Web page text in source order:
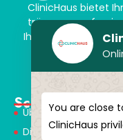
ClinicHaus bietet
träumen,
Ihnen magische
sich
Schnellmenü
Über Uns
Dienstleistungen
You are close
ClinicHaus